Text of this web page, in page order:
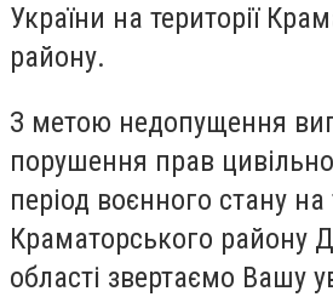
України на території
району.
З метою недопущення
порушення прав
період воєнного стану на
Краматорського району
області звертаємо Вашу